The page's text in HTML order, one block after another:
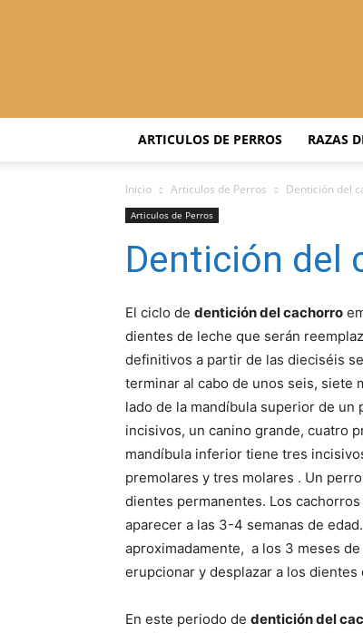
ARTICULOS DE PERROS RAZAS
Inicio Articulos de Perros Dentición del
Articulos de Perros
Dentición del
El ciclo de dentición del cachorro
dientes de leche que serán
definitivos a partir de las dieciséis
terminar al cabo de unos seis, siete
lado de la mandíbula superior de un
incisivos, un canino grande, cuatro
mandíbula inferior tiene tres
premolares y tres molares . Un
dientes permanentes. Los
aparecer a las 3-4 semanas de
aproximadamente, a los 3 meses
erupcionar y desplazar a los dientes
En este periodo de dentición del